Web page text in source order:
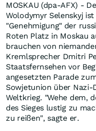
MOSKAU (dpa-AFX) -
Wolodymyr Selenskyj
"Genehmigung" der
Roten Platz in Moskau
brauchen von
Kremlsprecher Dmitri
Staatsfernsehen vor
angesetzten Parade
Sowjetunion über
Weltkrieg. "Wehe dem,
des Sieges lustig zu
zu reißen", sagte er.